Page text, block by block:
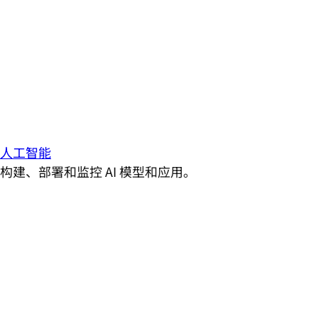
人工智能
构建、部署和监控 AI 模型和应用。